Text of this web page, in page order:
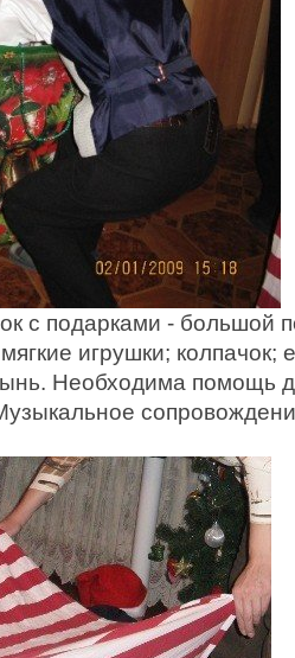
с подарками - большой
игрушки; колпачок;
Необходима помощь